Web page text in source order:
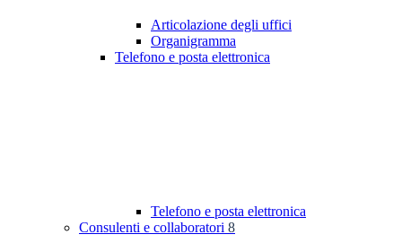
Articolazione degli uffici
Organigramma
Telefono e posta elettronica
Telefono e posta elettronica
Consulenti e collaboratori 8